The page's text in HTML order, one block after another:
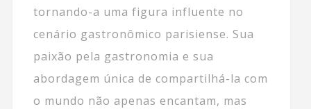
tornando-a uma figura influente no
cenário gastronômico parisiense. Sua
paixão pela gastronomia e sua
abordagem única de compartilhá-la com
o mundo não apenas encantam, mas